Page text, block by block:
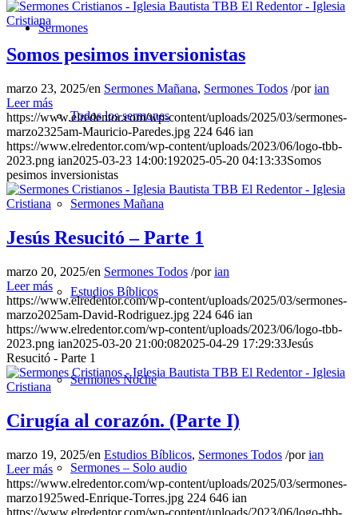
Sermones
Todos los sermones
Sermones Mañana
Estudios Bíblicos
Sermones Noche
Sermones – Solo audio
Somos pesimos inversionistas
marzo 23, 2025/en Sermones Mañana, Sermones Todos /porian
Leer más
https://www.elredentor.com/wp-content/uploads/2025/03/sermones-
marzo2325am-Mauricio-Paredes.jpg 224 646 ian
https://www.elredentor.com/wp-content/uploads/2023/06/logo-tbb-
2023.png ian2025-03-23 14:00:192025-05-20 04:13:33Somos
pesimos inversionistas
Jesús Resucitó – Parte 1
marzo 20, 2025/en Sermones Todos /porian
Leer más
https://www.elredentor.com/wp-content/uploads/2025/03/sermones-
marzo2025am-David-Rodriguez.jpg 224 646 ian
https://www.elredentor.com/wp-content/uploads/2023/06/logo-tbb-
2023.png ian2025-03-20 21:00:082025-04-29 17:29:33Jesús
Resucitó - Parte 1
Cirugía al corazón. (Parte I)
marzo 19, 2025/en Estudios Bíblicos, Sermones Todos /porian
Leer más
https://www.elredentor.com/wp-content/uploads/2025/03/sermones-
marzo1925wed-Enrique-Torres.jpg 224 646 ian
https://www.elredentor.com/wp-content/uploads/2023/06/logo-tbb-